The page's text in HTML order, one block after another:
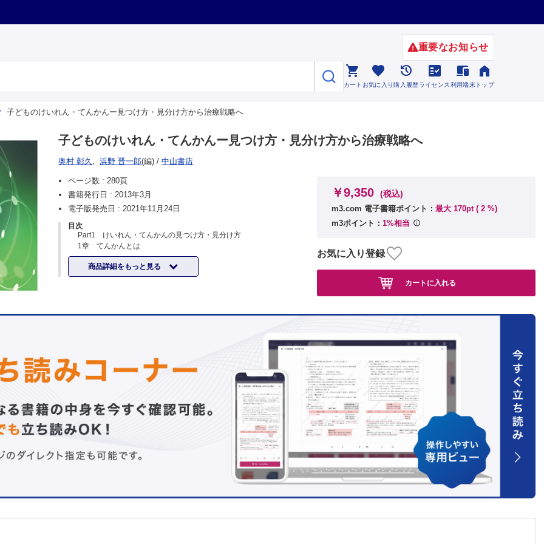
重要なお知らせ

カート

お気に入り

購入履歴

ライセンス

利用端末

トップ
子どものけいれん・てんかんー見つけ方・見分け方から治療戦略へ
子どものけいれん・てんかんー見つけ方・見分け方から治療戦略へ
奥村 彰久 ,浜野 晋一郎(編) /中山書店
ページ数 :280頁
書籍発行日 :2013年3月
電子版発売日 :2021年11月24日
目次
Part1 けいれん・てんかんの見つけ方・見分け方
1章 てんかんとは
1 てんかんとは
2章 けいれん・てんかんに関する誤解
2 けいれん・てんかんに関する誤解
6章 てんかんの検査
7 発作間欠期脳波
10 頭部MRI
12 PET
14 代謝疾患
17 軽症胃腸炎に伴うけいれん
18 てんかんと鑑別すべき疾患・症候
商品詳細をもっと見る
￥9,350 (税込)
m3.com 電子書籍ポイント： 最大 170pt ( 2 %)
m3ポイント： 1%相当
お気に入り登録
カートに入れる